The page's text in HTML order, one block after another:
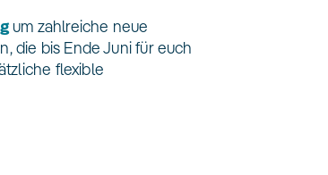
um zahlreiche neue
die bis Ende Juni für euch
flexible